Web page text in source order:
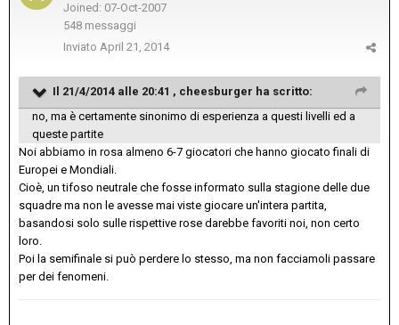
Joined: 07-Oct-2007
548 messaggi
Inviato April 21, 2014
Il 21/4/2014 alle 20:41 , cheesburger ha scritto:
no, ma è certamente sinonimo di esperienza a questi livelli ed a
queste partite
Noi abbiamo in rosa almeno 6-7 giocatori che hanno giocato finali di
Europei e Mondiali.
Cioè, un tifoso neutrale che fosse informato sulla stagione delle due
squadre ma non le avesse mai viste giocare un'intera partita,
basandosi solo sulle rispettive rose darebbe favoriti noi, non certo
loro.
Poi la semifinale si può perdere lo stesso, ma non facciamoli passare
per dei fenomeni.